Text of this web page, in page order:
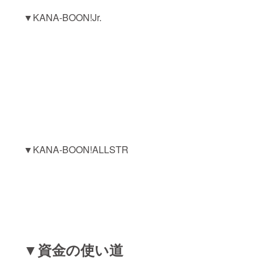
▼KANA-BOON!Jr.
▼KANA-BOON!ALLSTR
▼資金の使い道